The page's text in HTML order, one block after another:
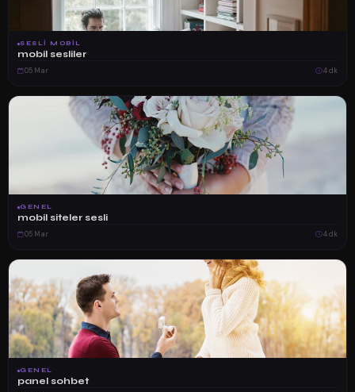
SESLI MOBIL
mobil sesliler
05 Mar 4 dk
GENEL
mobil siteler sesli
05 Mar 4 dk
GENEL
panel sohbet